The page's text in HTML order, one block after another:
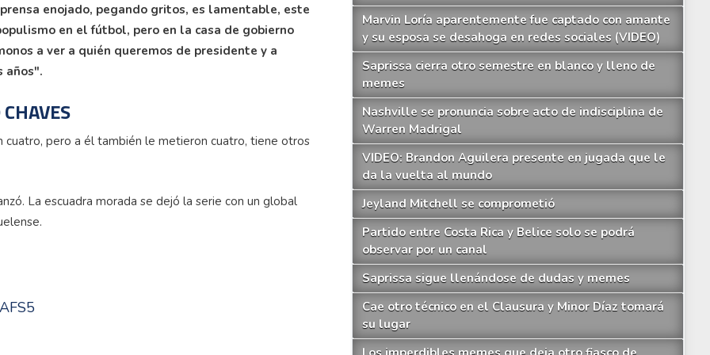
Marvin Loría aparentemente fue captado con amante
y su esposa se desahoga en redes sociales (VIDEO)
Saprissa cierra otro semestre en blanco y lleno de
memes
Nashville se pronuncia sobre acto de indisciplina de
Warren Madrigal
VIDEO: Brandon Aguilera presente en jugada que le
da la vuelta al mundo
Jeyland Mitchell se comprometió
Partido entre Costa Rica y Belice solo se podrá
observar por un canal
Saprissa sigue llenándose de dudas y memes
Cae otro técnico en el Clausura y Minor Díaz tomará
su lugar
enojado, pegando gritos, es lamentable, este
en el fútbol, pero en la casa de gobierno
a ver a quién queremos de presidente y a
años".
pero a él también le metieron cuatro, tiene otros
La escuadra morada se dejó la serie con un global